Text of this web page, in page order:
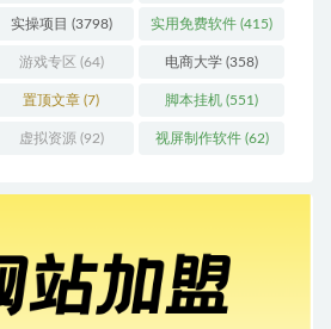
实操项目 (3798) 实用免费软件 (415)
游戏专区 (64) 电商大学 (358)
置顶文章 (7) 脚本挂机 (551)
虚拟资源 (92) 视屏制作软件(62)